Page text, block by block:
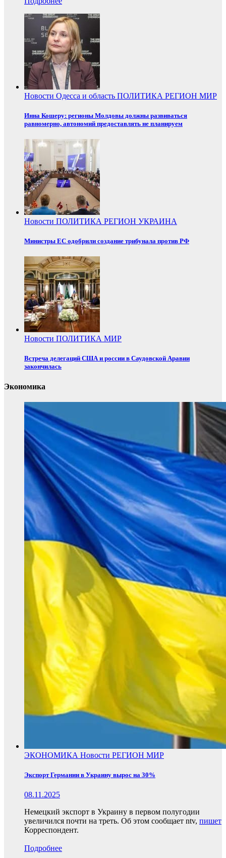
Новости Одесса и область ПОЛИТИКА РЕГИОН МИР
Инна Кошеру: регионы Молдовы должны развиваться
равномерно, автономий предоставлять не планируем
Новости ПОЛИТИКА РЕГИОН УКРАИНА
Министры ЕС одобрили создание трибунала против РФ
Новости ПОЛИТИКА МИР
Встреча делегаций США и россии в Саудовской Аравии
закончилась
Экономика
ЭКОНОМИКА Новости РЕГИОН МИР
Экспорт Германии в Украину вырос на 30%
08.11.2025
Немецкий экспорт в Украину в первом полугодии
увеличился почти на треть. Об этом сообщает ntv, пишет
Корреспондент.
Подробнее